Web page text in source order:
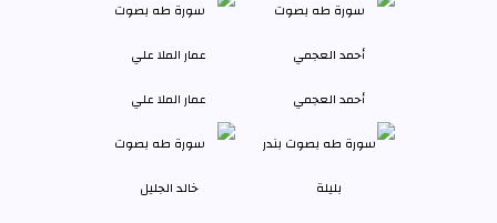
أحمد العجمي عمار الملا علي